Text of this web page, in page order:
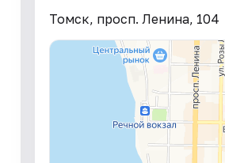
Томск, просп. Ленина, 104